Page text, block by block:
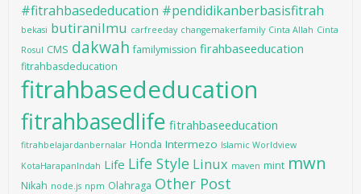
#fitrahbasededucation #pendidikanberbasisfitrah
bekasi butiranilmu carfreeday changemakerfamily Cinta Allah Cinta
Rosul CMS dakwah familymission firahbaseeducation
fitrahbasdeducation
fitrahbasededucation
fitrahbasedlife fitrahbaseeducation
fitrahbelajardanbernalar Honda Intermezo Islamic Worldview
KotaHarapanIndah Life Life Style Linux maven mint mwn
Nikah node.js npm Olahraga Other Post